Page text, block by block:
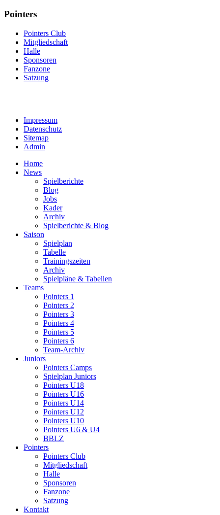
Pointers
Pointers Club
Mitgliedschaft
Halle
Sponsoren
Fanzone
Satzung
Impressum
Datenschutz
Sitemap
Admin
Home
News
Spielberichte
Blog
Jobs
Kader
Archiv
Spielberichte & Blog
Saison
Spielplan
Tabelle
Trainingszeiten
Archiv
Spielpläne & Tabellen
Teams
Pointers 1
Pointers 2
Pointers 3
Pointers 4
Pointers 5
Pointers 6
Team-Archiv
Juniors
Pointers Camps
Spielplan Juniors
Pointers U18
Pointers U16
Pointers U14
Pointers U12
Pointers U10
Pointers U6 & U4
BBLZ
Pointers
Pointers Club
Mitgliedschaft
Halle
Sponsoren
Fanzone
Satzung
Kontakt